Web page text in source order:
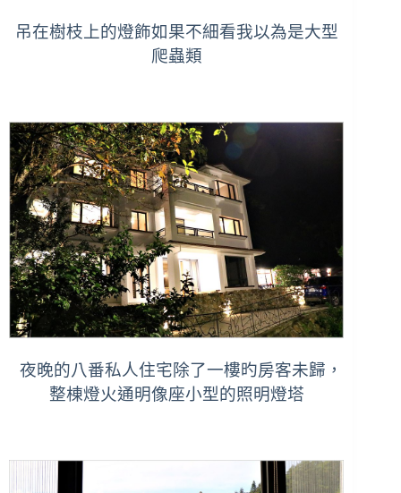
吊在樹枝上的燈飾如果不細看我以為是大型
爬蟲類
夜晚的八番私人住宅除了一樓旳房客未歸，
整棟燈火通明像座小型的照明燈塔